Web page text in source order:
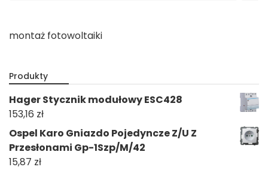
montaż fotowoltaiki
Produkty
Hager Stycznik modułowy ESC428
153,16 zł
Ospel Karo Gniazdo Pojedyncze Z/U Z
Przesłonami Gp-1Szp/M/42
15,87 zł